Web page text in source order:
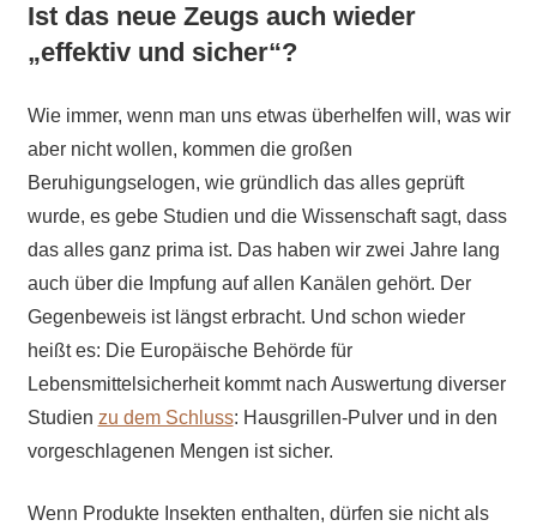
Ist das neue Zeugs auch wieder
„effektiv und sicher“?
Wie immer, wenn man uns etwas überhelfen will, was wir
aber nicht wollen, kommen die großen
Beruhigungselogen, wie gründlich das alles geprüft
wurde, es gebe Studien und die Wissenschaft sagt, dass
das alles ganz prima ist. Das haben wir zwei Jahre lang
auch über die Impfung auf allen Kanälen gehört. Der
Gegenbeweis ist längst erbracht. Und schon wieder
heißt es: Die Europäische Behörde für
Lebensmittelsicherheit kommt nach Auswertung diverser
Studien zu dem Schluss: Hausgrillen-Pulver und in den
vorgeschlagenen Mengen ist sicher.
Wenn Produkte Insekten enthalten, dürfen sie nicht als